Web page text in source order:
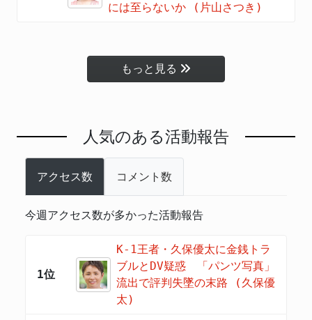
には至らないか (片山さつき)
もっと見る
人気のある活動報告
アクセス数 コメント数
今週アクセス数が多かった活動報告
1位
K-1王者・久保優太に金銭トラ
ブルとDV疑惑 「パンツ写真」
流出で評判失墜の末路 (久保優
太)